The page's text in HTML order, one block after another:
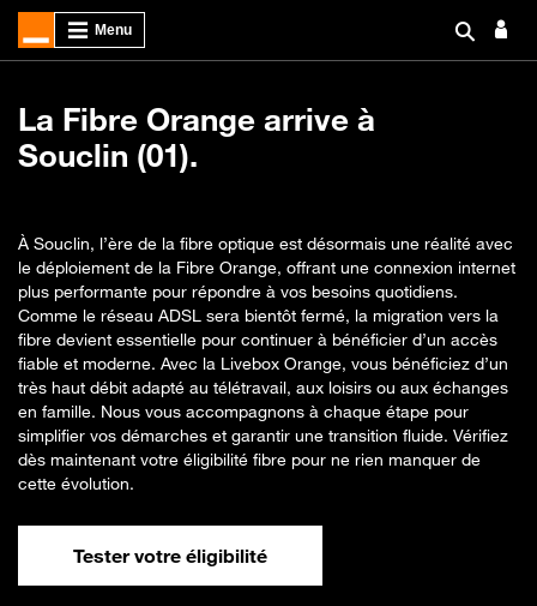
La Fibre Orange arrive à
Souclin (01).
À Souclin, l’ère de la fibre optique est désormais une réalité avec
le déploiement de la Fibre Orange, offrant une connexion internet
plus performante pour répondre à vos besoins quotidiens.
Comme le réseau ADSL sera bientôt fermé, la migration vers la
fibre devient essentielle pour continuer à bénéficier d’un accès
fiable et moderne. Avec la Livebox Orange, vous bénéficiez d’un
très haut débit adapté au télétravail, aux loisirs ou aux échanges
en famille. Nous vous accompagnons à chaque étape pour
simplifier vos démarches et garantir une transition fluide. Vérifiez
dès maintenant votre éligibilité fibre pour ne rien manquer de
cette évolution.
Tester votre éligibilité